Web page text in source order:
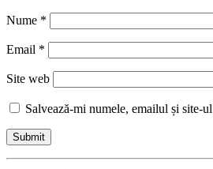
Nume *
Email *
Site web
Salvează-mi numele, emailul și site-